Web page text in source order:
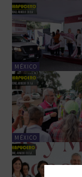
MÉXICO
MÉXICO